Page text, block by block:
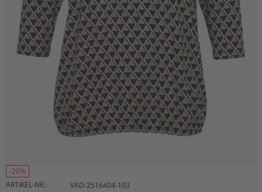
-20%
ARTIKEL-NR.:
VAD-2516404-103